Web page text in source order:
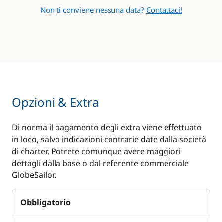
Swimming ladder
Non ti conviene nessuna data? Contattaci!
Opzioni & Extra
Di norma il pagamento degli extra viene effettuato
in loco, salvo indicazioni contrarie date dalla società
di charter. Potrete comunque avere maggiori
dettagli dalla base o dal referente commerciale
GlobeSailor.
Obbligatorio